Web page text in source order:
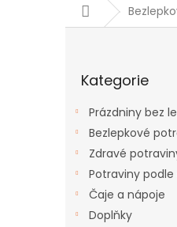
Domů
kategorie
Kategorie
Prázdniny bez
Bezlepkové
Zdravé
Potraviny
Čaje a nápoje
Doplňky